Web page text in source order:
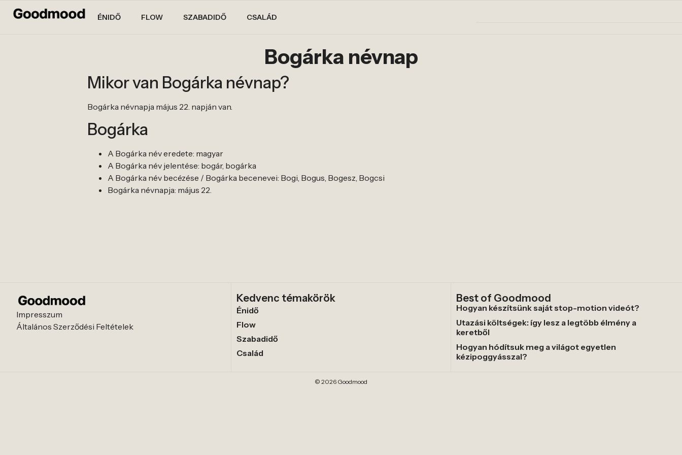
ÉNIDŐ FLOW SZABADIDŐ CSALÁD
Bogárka névnap
Mikor van Bogárka névnap?
Bogárka névnapja május 22. napján van.
Bogárka
A Bogárka név eredete: magyar
A Bogárka név jelentése: bogár, bogárka
A Bogárka név becézése / Bogárka becenevei: Bogi, Bogus, Bogesz, Bogcsi
Bogárka névnapja: május 22.
Impresszum
Általános Szerződési Feltételek
Kedvenc témakörök
Énidő
Flow
Szabadidő
Család
Best of Goodmood
Hogyan készítsünk saját stop-motion videót?
Utazási költségek: így lesz a legtöbb élmény a
keretből
Hogyan hódítsuk meg a világot egyetlen
kézipoggyásszal?
© 2026 Goodmood